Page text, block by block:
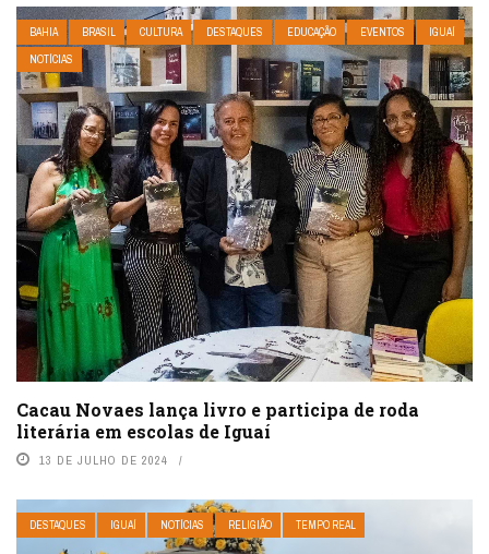
BAHIA BRASIL CULTURA DESTAQUES EDUCAÇÃO EVENTOS
IGUAÍ
NOTÍCIAS
Cacau Novaes lança livro e participa de roda
literária em escolas de Iguaí
13 DE JULHO DE 2024
DESTAQUES IGUAÍ NOTÍCIAS RELIGIÃO TEMPO REAL